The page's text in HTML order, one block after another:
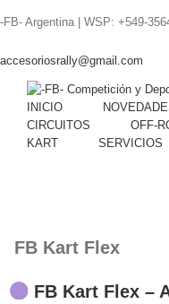
to
-FB- Argentina | WSP: +549-
accesoriosrally@gmail.com
INICIO
CIRCUITOS
OFF-
KART
SERVICIOS
FB Kart Flex
FB Kart Flex –